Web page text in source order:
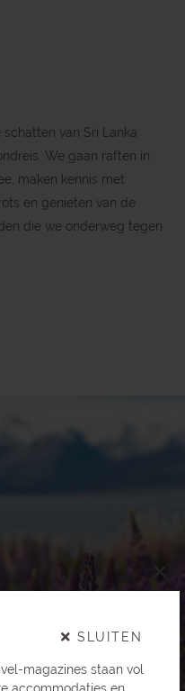
SLUITEN
magazines staan vol
×
van Sri Lanka
We gaan raften in
maken kennis met
en genieten van de
die we onderweg tegen